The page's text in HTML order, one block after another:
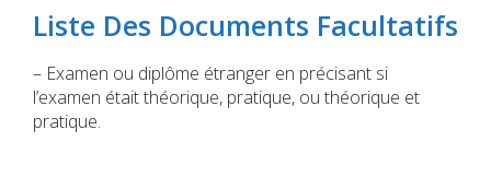
Liste Des Documents Facultatifs
– Examen ou diplôme étranger en précisant si
l’examen était théorique, pratique, ou théorique et
pratique.